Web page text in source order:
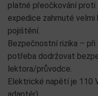
platné přeočkování proti
expedice zahrnuté
pojištění.
Bezpečnostní rizika –
potřeba dodržovat
lektora/průvodce.
Elektrické napětí je 110